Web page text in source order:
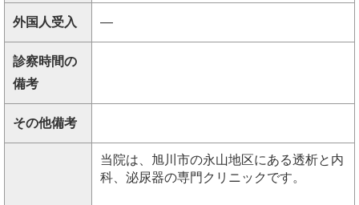
外国人受入 ―
診察時間の
備考
その他備考
当院は、旭川市の永山地区にある透析と内
科、泌尿器の専門クリニックです。